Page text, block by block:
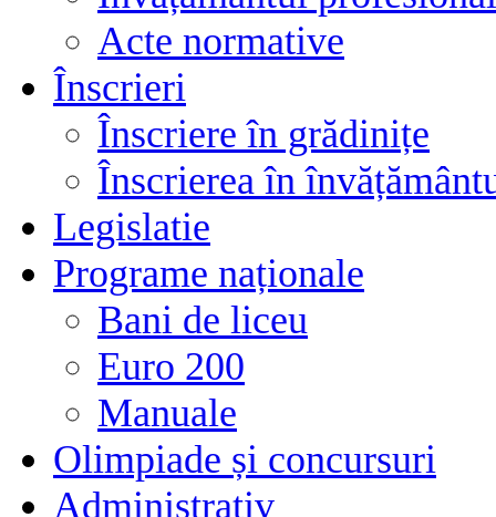
Acte normative
Înscrieri
Înscriere în grădinițe
Înscrierea în
Legislatie
Programe naționale
Bani de liceu
Euro 200
Manuale
Olimpiade și concursuri
Administrativ